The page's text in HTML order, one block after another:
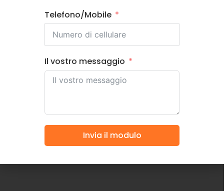
Telefono/Mobile
Il vostro messaggio
Invia il modulo